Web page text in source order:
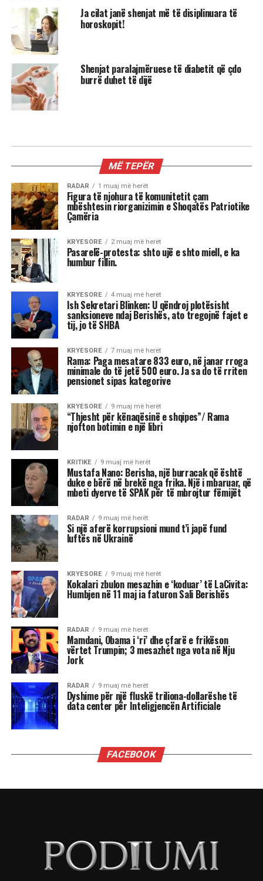
Ja cilat janë shenjat më të disiplinuara të
horoskopit!
Shenjat paralajmëruese të diabetit që çdo
burrë duhet të dijë
Kur dita barazohet me natën, Meri
Shehu zbulon se çfarë sjell kjo javë
për çdo shenjë
Stina e vjeshtës ka nisur me një energji kozmike
të jashtëzakonshme dhe këtë javë yjet nuk
premtojnë qetësi! Në studion e “Rudina” në Tv
Klan, astrologia Meri Shehu bëri parashikimin
për 12 shenjat e horoskopit, duke e quajtur këtë
periudhë një “pikë kthese” në shumë aspekte të
jetës. Me Diellin që ka hyrë në shenjën e
Peshores dhe Marsin që po futet në Akrep,
universi na fton të kërkojmë ekuilibër, të
rigjejmë veten dhe të marrim vendime që do të
na ndikojnë për muaj me radhë.
“Është ekuinoksi i vjeshtës, dita barazohet me
natën dhe na fton në reflektim”, tha Shehu, duke
nënvizuar se kjo javë do të shënohet nga
tensione, lëvizje të papritura, dinamizëm në
marrëdhënie dhe sfida ekonomike. Për disa
shenja, kjo është një javë premtuese që hap dyer
të reja, për të tjera, një moment i ndjeshëm ku
fati kërkon maturi dhe vetëpërmbajtje
Çdo shenjë do ta ndjejë këtë energji ndryshe nga
përplasjet emocionale të Dashit dhe pasiguritë e
Shigjetarit, te balancimi personal i Peshores dhe
fuqia komunikuese e Ujorit. Por një gjë është e
sigurt: qielli është në lëvizje dhe kush është i
gatshëm të dëgjojë mesazhet e tij, mund të dalë
futur tashmë në Peshore. Dhe duke u futur Dielli
në Peshore kërkojmë një ekuilibrim sepse na
pret një dimër i gjatë përpara. E rëndësishme